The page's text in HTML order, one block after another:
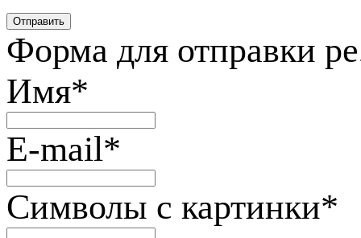
Форма для отправки
Имя*
E-mail*
Символы с картинки*